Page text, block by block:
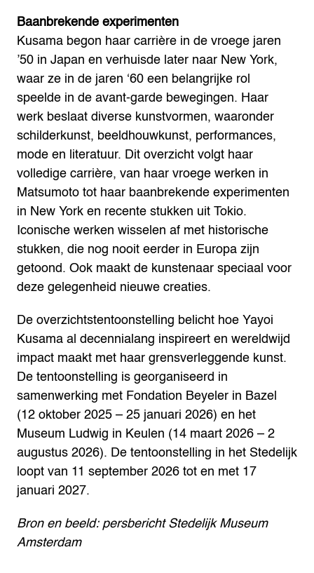
Baanbrekende experimenten
Kusama begon haar carrière in de vroege jaren
’50 in Japan en verhuisde later naar New York,
waar ze in de jaren ‘60 een belangrijke rol
speelde in de avant-garde bewegingen. Haar
werk beslaat diverse kunstvormen, waaronder
schilderkunst, beeldhouwkunst, performances,
mode en literatuur. Dit overzicht volgt haar
volledige carrière, van haar vroege werken in
Matsumoto tot haar baanbrekende experimenten
in New York en recente stukken uit Tokio.
Iconische werken wisselen af met historische
stukken, die nog nooit eerder in Europa zijn
getoond. Ook maakt de kunstenaar speciaal voor
deze gelegenheid nieuwe creaties.
De overzichtstentoonstelling belicht hoe Yayoi
Kusama al decennialang inspireert en wereldwijd
impact maakt met haar grensverleggende kunst.
De tentoonstelling is georganiseerd in
samenwerking met Fondation Beyeler in Bazel
(12 oktober 2025 – 25 januari 2026) en het
Museum Ludwig in Keulen (14 maart 2026 – 2
augustus 2026). De tentoonstelling in het Stedelijk
loopt van 11 september 2026 tot en met 17
januari 2027.
Bron en beeld: persbericht Stedelijk Museum
Amsterdam